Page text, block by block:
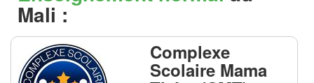
Mali :
Complexe
Scolaire Mama